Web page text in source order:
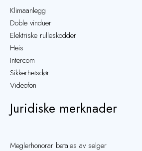
Klimaanlegg
Doble vinduer
Elektriske rulleskodder
Heis
Intercom
Sikkerhetsdør
Videofon
Juridiske merknader
Meglerhonorar betales av selger